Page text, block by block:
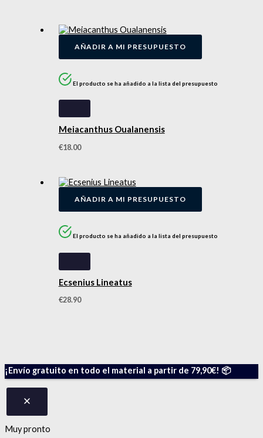
AÑADIR A MI PRESUPUESTO
El producto se ha añadido a la lista del presupuesto
Meiacanthus Oualanensis
€18.00
AÑADIR A MI PRESUPUESTO
El producto se ha añadido a la lista del presupuesto
Ecsenius Lineatus
€28.90
¡Envío gratuito en todo el material a partir de 79,90€! 📦
Muy pronto